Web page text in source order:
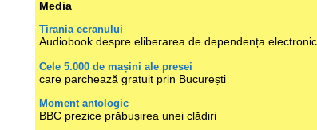
Media
Tirania ecranului
Audiobook despre eliberarea de dependența
Cele 5.000 de mașini ale presei
care parchează gratuit prin București
Moment antologic
BBC prezice prăbușirea unei clădiri